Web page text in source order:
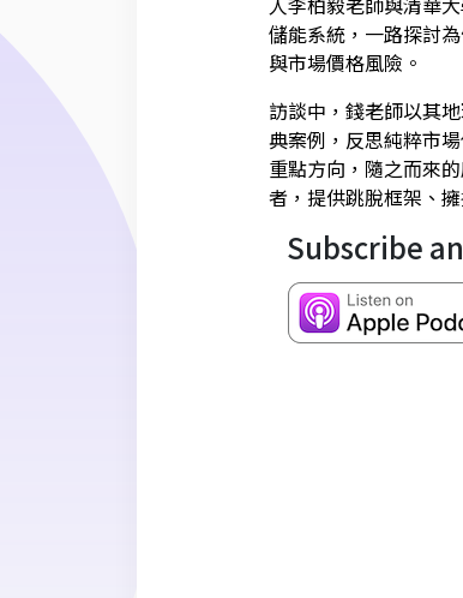
儲能系統，一路探討
與市場價格風險。
訪談中，錢老師以其
典案例，反思純粹市
重點方向，隨之而來
者，提供跳脫框架、
Subscribe